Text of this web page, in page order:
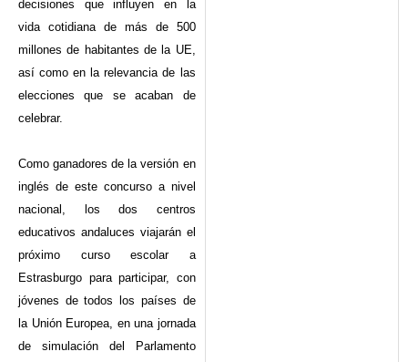
decisiones que influyen en la
vida cotidiana de más de 500
millones de habitantes de la UE,
así como en la relevancia de las
elecciones que se acaban de
celebrar.
Como ganadores de la versión en
inglés de este concurso a nivel
nacional, los dos centros
educativos andaluces viajarán el
próximo curso escolar a
Estrasburgo para participar, con
jóvenes de todos los países de
la Unión Europea, en una jornada
de simulación del Parlamento